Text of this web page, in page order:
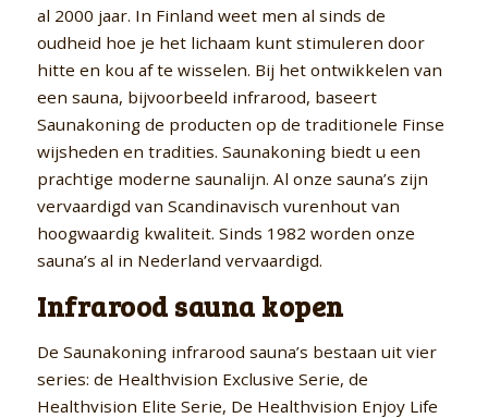
al 2000 jaar. In Finland weet men al sinds de
oudheid hoe je het lichaam kunt stimuleren door
hitte en kou af te wisselen. Bij het ontwikkelen van
een sauna, bijvoorbeeld infrarood, baseert
Saunakoning de producten op de traditionele Finse
wijsheden en tradities. Saunakoning biedt u een
prachtige moderne saunalijn. Al onze sauna’s zijn
vervaardigd van Scandinavisch vurenhout van
hoogwaardig kwaliteit. Sinds 1982 worden onze
sauna’s al in Nederland vervaardigd.
Infrarood sauna kopen
De Saunakoning infrarood sauna’s bestaan uit vier
series: de Healthvision Exclusive Serie, de
Healthvision Elite Serie, De Healthvision Enjoy Life